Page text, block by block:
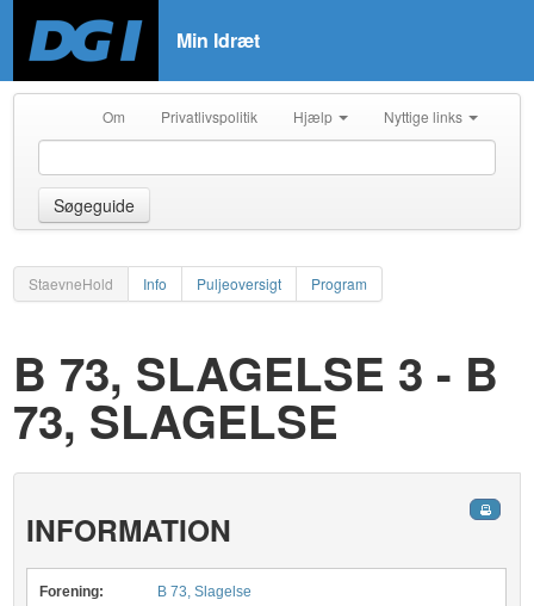
Min Idræt
Om Privatlivspolitik Hjælp Nyttige links
Søgeguide
StaevneHold Info Puljeoversigt Program
B 73, SLAGELSE 3 - B
73, SLAGELSE
INFORMATION
Forening: B 73, Slagelse